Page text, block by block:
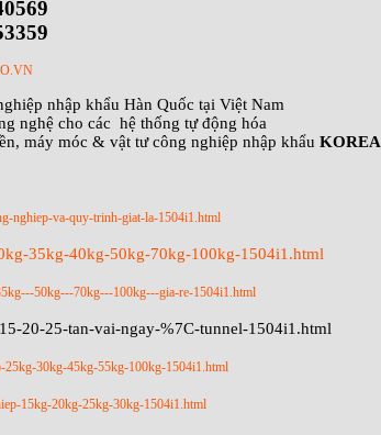
nhập khẩu Hàn Quốc tại Việt Nam
nghệ cho các hệ thống tự động hóa
máy móc & vật tư công nghiệp nhập khẩu KOREA
nghiep-va-quy-trinh-giat-la-1504i1.html
35kg-40kg-50kg-70kg-100kg-1504i1.html
50kg---70kg---100kg---gia-re-1504i1.html
20-25-tan-vai-ngay-%7C-tunnel-1504i1.html
25kg-30kg-45kg-55kg-100kg-1504i1.html
15kg-20kg-25kg-30kg-1504i1.html